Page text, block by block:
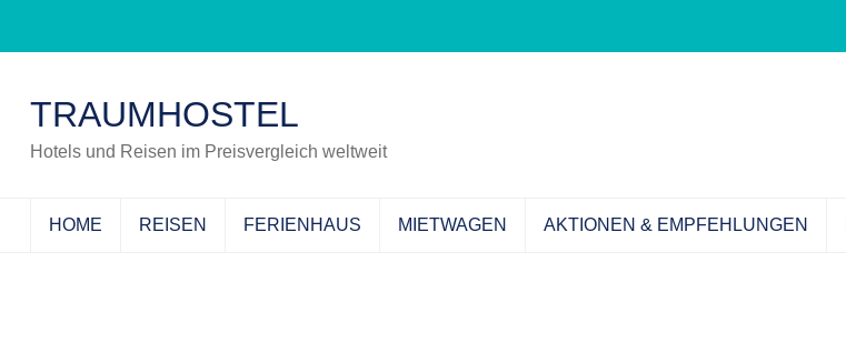
drücken)
TRAUMHOSTEL
Hotels und Reisen im Preisvergleich weltweit
HOME REISEN FERIENHAUS MIETWAGEN AKTIONEN & EMPFEHLUNGEN